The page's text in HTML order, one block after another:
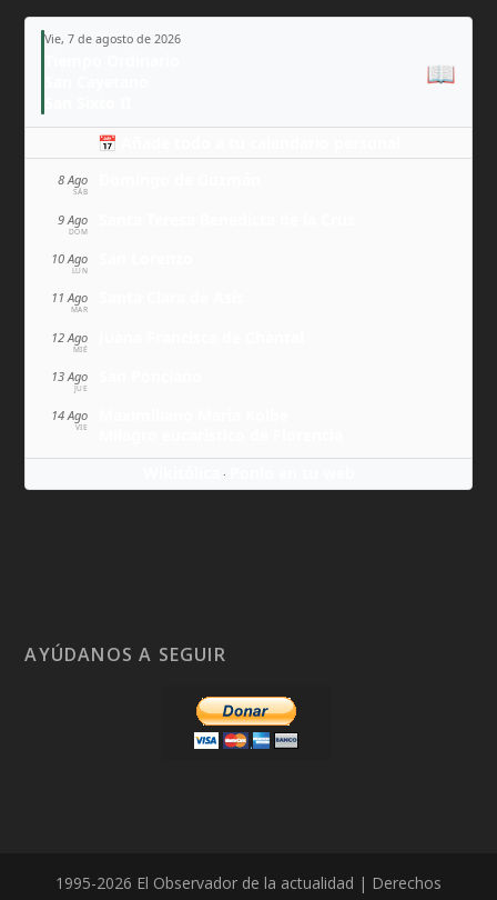
Vie, 7 de agosto de 2026
📖
📅 Añade todo a tu calendario personal
8 Ago
SÁB
9 Ago
DOM
10 Ago
LUN
11 Ago
MAR
12 Ago
MIÉ
13 Ago
JUE
14 Ago
VIE
·
AYÚDANOS A SEGUIR
1995-2026 El Observador de la actualidad | Derechos